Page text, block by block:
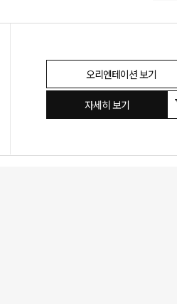
오리엔테이션 보기
자세히 보기